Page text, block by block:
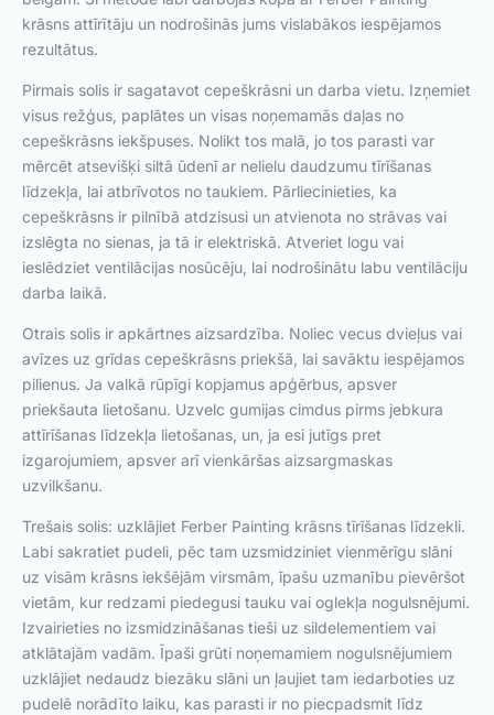
krāsns attīrītāju un nodrošinās jums vislabākos iespējamos
rezultātus.
Pirmais solis ir sagatavot cepeškrāsni un darba vietu. Izņemiet
visus režģus, paplātes un visas noņemamās daļas no
cepeškrāsns iekšpuses. Nolikt tos malā, jo tos parasti var
mērcēt atsevišķi siltā ūdenī ar nelielu daudzumu tīrīšanas
līdzekļa, lai atbrīvotos no taukiem. Pārliecinieties, ka
cepeškrāsns ir pilnībā atdzisusi un atvienota no strāvas vai
izslēgta no sienas, ja tā ir elektriskā. Atveriet logu vai
ieslēdziet ventilācijas nosūcēju, lai nodrošinātu labu ventilāciju
darba laikā.
Otrais solis ir apkārtnes aizsardzība. Noliec vecus dvieļus vai
avīzes uz grīdas cepeškrāsns priekšā, lai savāktu iespējamos
pilienus. Ja valkā rūpīgi kopjamus apģērbus, apsver
priekšauta lietošanu. Uzvelc gumijas cimdus pirms jebkura
attīrīšanas līdzekļa lietošanas, un, ja esi jutīgs pret
izgarojumiem, apsver arī vienkāršas aizsargmaskas
uzvilkšanu.
Trešais solis: uzklājiet Ferber Painting krāsns tīrīšanas līdzekli.
Labi sakratiet pudeli, pēc tam uzsmidziniet vienmērīgu slāni
uz visām krāsns iekšējām virsmām, īpašu uzmanību pievēršot
vietām, kur redzami piedegusi tauku vai oglekļa nogulsnējumi.
Izvairieties no izsmidzināšanas tieši uz sildelementiem vai
atklātajām vadām. Īpaši grūti noņemamiem nogulsnējumiem
uzklājiet nedaudz biezāku slāni un ļaujiet tam iedarboties uz
pudelē norādīto laiku, kas parasti ir no piecpadsmit līdz